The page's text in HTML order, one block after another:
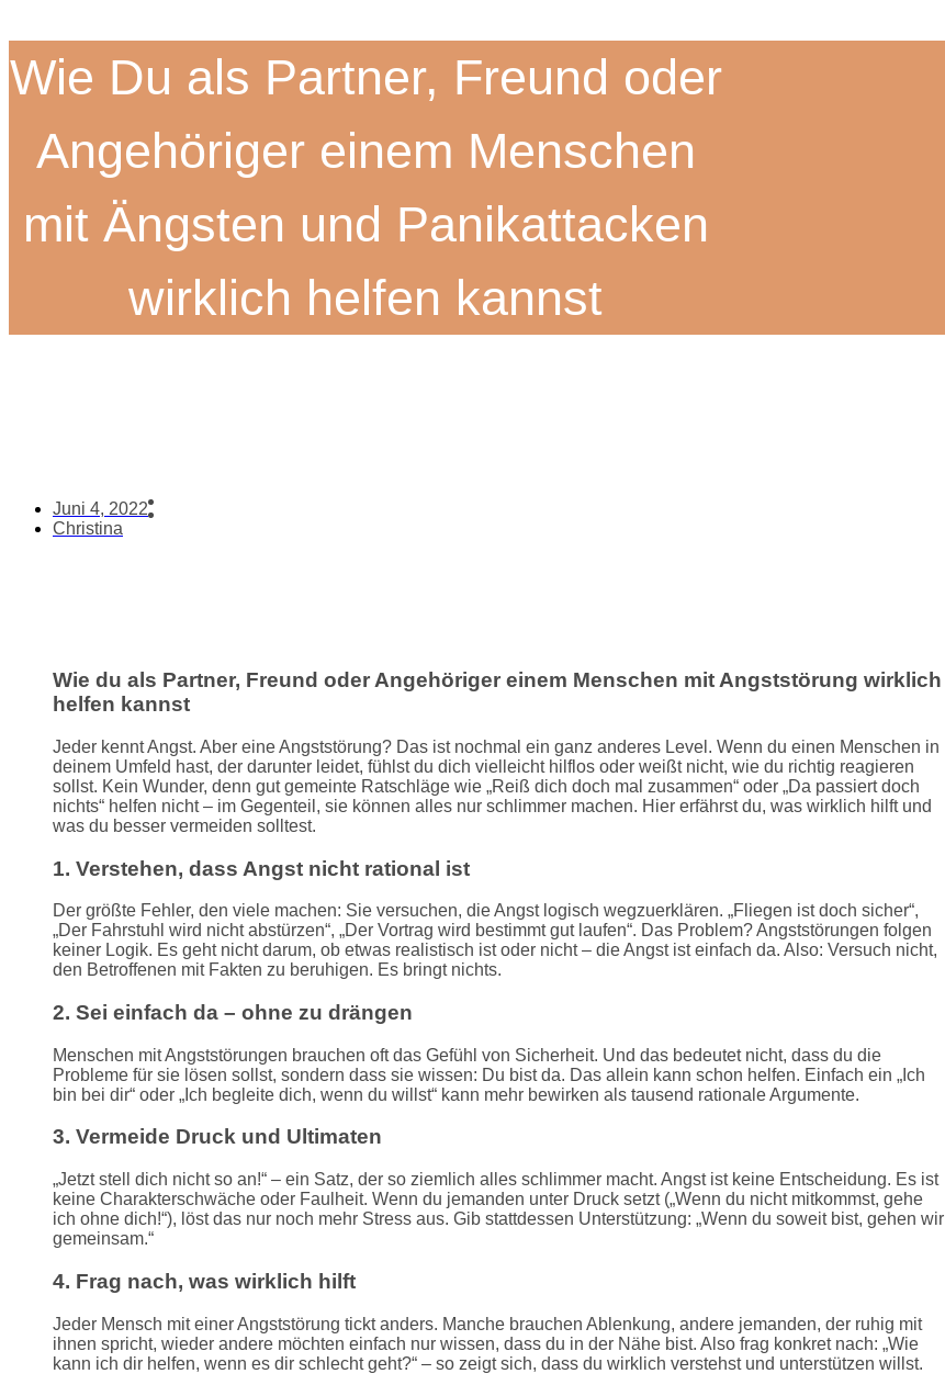
Wie Du als Partner, Freund oder
Angehöriger einem Menschen
mit Ängsten und Panikattacken
wirklich helfen kannst
Juni 4, 2022
Christina
Wie du als Partner, Freund oder Angehöriger einem Menschen mit Angststörung wirklich
helfen kannst
Jeder kennt Angst. Aber eine Angststörung? Das ist nochmal ein ganz anderes Level. Wenn du einen Menschen in
deinem Umfeld hast, der darunter leidet, fühlst du dich vielleicht hilflos oder weißt nicht, wie du richtig reagieren
sollst. Kein Wunder, denn gut gemeinte Ratschläge wie „Reiß dich doch mal zusammen“ oder „Da passiert doch
nichts“ helfen nicht – im Gegenteil, sie können alles nur schlimmer machen. Hier erfährst du, was wirklich hilft und
was du besser vermeiden solltest.
1. Verstehen, dass Angst nicht rational ist
Der größte Fehler, den viele machen: Sie versuchen, die Angst logisch wegzuerklären. „Fliegen ist doch sicher“,
„Der Fahrstuhl wird nicht abstürzen“, „Der Vortrag wird bestimmt gut laufen“. Das Problem? Angststörungen folgen
keiner Logik. Es geht nicht darum, ob etwas realistisch ist oder nicht – die Angst ist einfach da. Also: Versuch nicht,
den Betroffenen mit Fakten zu beruhigen. Es bringt nichts.
2. Sei einfach da – ohne zu drängen
Menschen mit Angststörungen brauchen oft das Gefühl von Sicherheit. Und das bedeutet nicht, dass du die
Probleme für sie lösen sollst, sondern dass sie wissen: Du bist da. Das allein kann schon helfen. Einfach ein „Ich
bin bei dir“ oder „Ich begleite dich, wenn du willst“ kann mehr bewirken als tausend rationale Argumente.
3. Vermeide Druck und Ultimaten
„Jetzt stell dich nicht so an!“ – ein Satz, der so ziemlich alles schlimmer macht. Angst ist keine Entscheidung. Es ist
keine Charakterschwäche oder Faulheit. Wenn du jemanden unter Druck setzt („Wenn du nicht mitkommst, gehe
ich ohne dich!“), löst das nur noch mehr Stress aus. Gib stattdessen Unterstützung: „Wenn du soweit bist, gehen wir
gemeinsam.“
4. Frag nach, was wirklich hilft
Jeder Mensch mit einer Angststörung tickt anders. Manche brauchen Ablenkung, andere jemanden, der ruhig mit
ihnen spricht, wieder andere möchten einfach nur wissen, dass du in der Nähe bist. Also frag konkret nach: „Wie
kann ich dir helfen, wenn es dir schlecht geht?“ – so zeigt sich, dass du wirklich verstehst und unterstützen willst.